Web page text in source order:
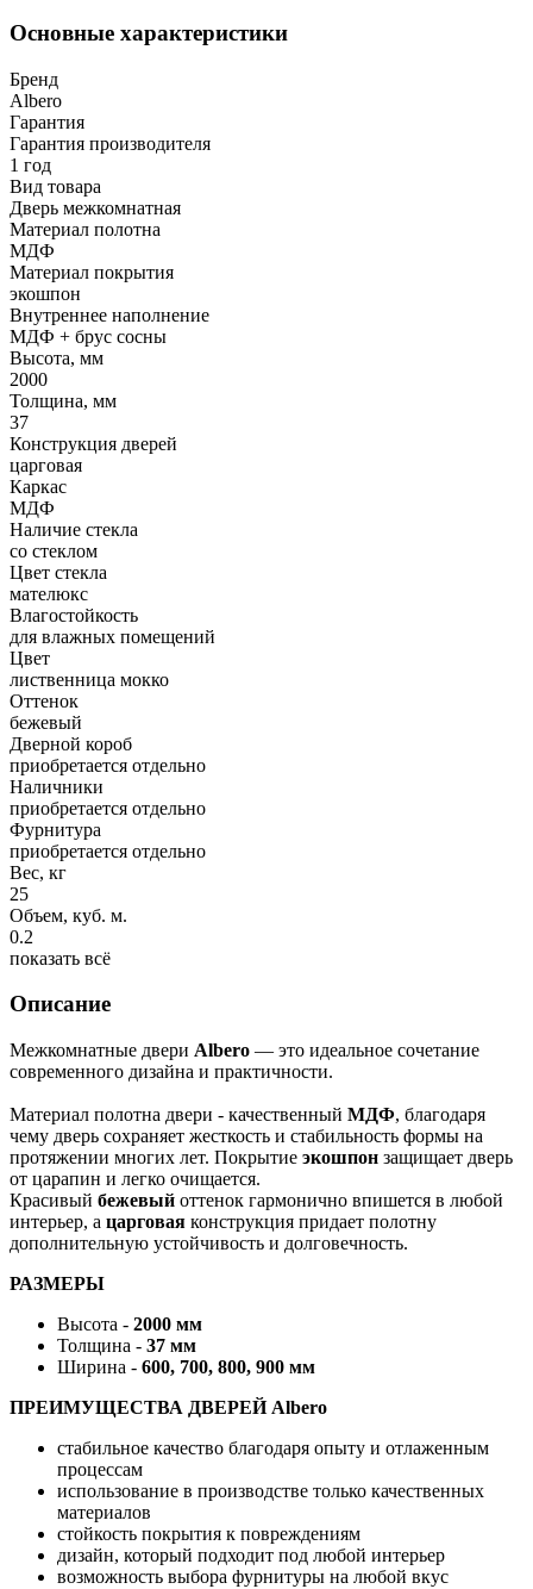
Основные характеристики
Бренд
Albero
Гарантия
Гарантия производителя
1 год
Вид товара
Дверь межкомнатная
Материал полотна
МДФ
Материал покрытия
экошпон
Внутреннее наполнение
МДФ + брус сосны
Высота, мм
2000
Толщина, мм
37
Конструкция дверей
царговая
Каркас
МДФ
Наличие стекла
со стеклом
Цвет стекла
мателюкс
Влагостойкость
для влажных помещений
Цвет
лиственница мокко
Оттенок
бежевый
Дверной короб
приобретается отдельно
Наличники
приобретается отдельно
Фурнитура
приобретается отдельно
Вес, кг
25
Объем, куб. м.
0.2
показать всё
Описание
Межкомнатные двери Albero — это идеальное сочетание
современного дизайна и практичности.
Материал полотна двери - качественный МДФ, благодаря
чему дверь сохраняет жесткость и стабильность формы на
протяжении многих лет. Покрытие экошпон защищает дверь
от царапин и легко очищается.
Красивый бежевый оттенок гармонично впишется в любой
интерьер, а царговая конструкция придает полотну
дополнительную устойчивость и долговечность.
РАЗМЕРЫ
Высота - 2000 мм
Толщина - 37 мм
Ширина - 600, 700, 800, 900 мм
ПРЕИМУЩЕСТВА ДВЕРЕЙ Albero
стабильное качество благодаря опыту и отлаженным
процессам
использование в производстве только качественных
материалов
стойкость покрытия к повреждениям
дизайн, который подходит под любой интерьер
возможность выбора фурнитуры на любой вкус